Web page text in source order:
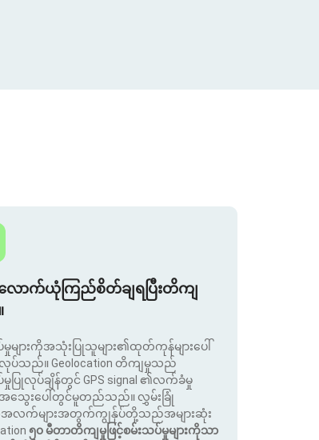
ာက်ယုံကြည်စိတ်ချရပြီးတိကျ
များကိုအသုံးပြုသူများ၏ထုတ်ကုန်များပေါ်
ပ်သည်။ Geolocation တိကျမှုသည်
မှုပြုလုပ်ချိန်တွင် GPS signal ၏လက်ခံမှု
ေးပေါ်တွင်မူတည်သည်။ လွှမ်းခြုံ
လက်များအတွက်ကျွန်ုပ်တို့သည်အများဆုံး
၅၀ မီတာတိကျမှုဖြင့်စမ်းသပ်မှုများကိုသာ